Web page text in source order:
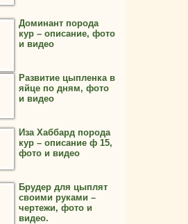
Доминант порода
кур – описание, фото
и видео
Развитие цыпленка в
яйце по дням, фото
и видео
Иза Хаббард порода
кур – описание ф 15,
фото и видео
Брудер для цыплят
своими руками –
чертежи, фото и
видео.